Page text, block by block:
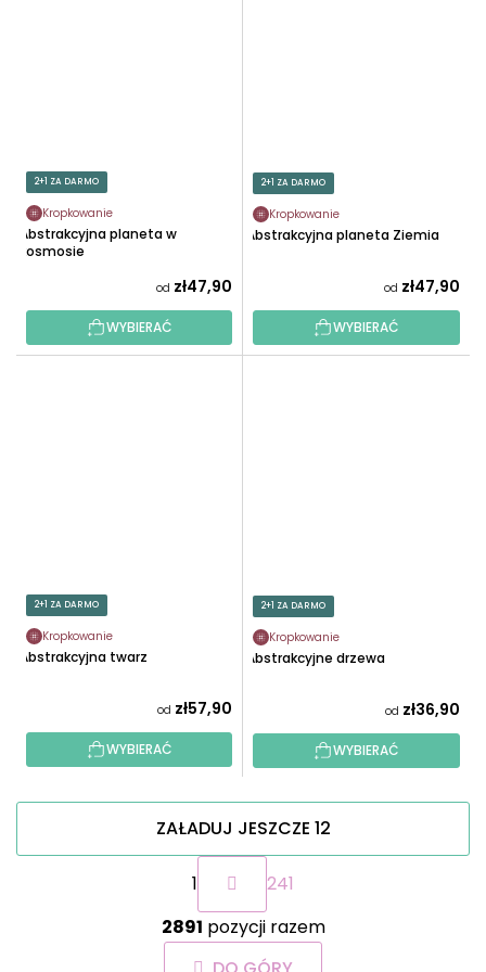
2+1 ZA DARMO
Kropkowanie
Abstrakcyjna planeta w
kosmosie
od zł47,90
WYBIERAĆ
2+1 ZA DARMO
Kropkowanie
Abstrakcyjna planeta Ziemia
od zł47,90
WYBIERAĆ
2+1 ZA DARMO
Kropkowanie
Abstrakcyjna twarz
od zł57,90
WYBIERAĆ
2+1 ZA DARMO
Kropkowanie
Abstrakcyjne drzewa
od zł36,90
WYBIERAĆ
K
o
n
ZAŁADUJ JESZCZE 12
P
g
i
n
1
241
2891 pozycji razem